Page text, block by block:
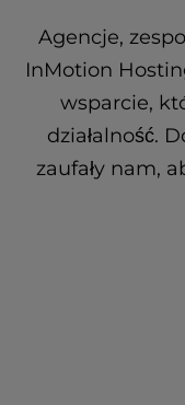
Agencje,
InMotion
wsparcie,
działalność.
zaufały nam,